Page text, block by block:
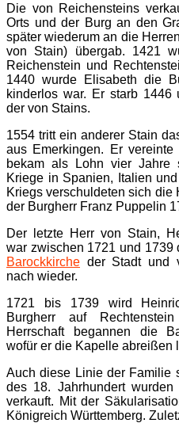
Die von Reichensteins
Orts und der Burg an den
später wiederum an die
von Stain) übergab. 1421
Reichenstein und
1440 wurde Elisabeth die
kinderlos war. Er starb
der von Stains.
1554 tritt ein anderer Stain
aus Emerkingen. Er
bekam als Lohn vier Jahre
Kriege in Spanien, Italien
Kriegs verschuldeten sich die
der Burgherr Franz Puppelin
Der letzte Herr von Stain,
war zwischen 1721 und 1739
Barockkirche der Stadt und
nach wieder.
1721 bis 1739 wird
Burgherr auf
Herrschaft begannen die
wofür er die Kapelle abreißen
Auch diese Linie der Familie
des 18. Jahrhundert
verkauft. Mit der
Königreich Württemberg.